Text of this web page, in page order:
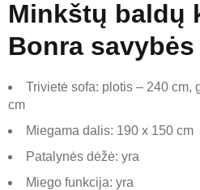
Minkštų baldų
Bonra savybės
Trivietė sofa: plotis – 240 cm,
cm
Miegama dalis: 190 x 150 cm
Patalynės dėžė: yra
Miego funkcija: yra